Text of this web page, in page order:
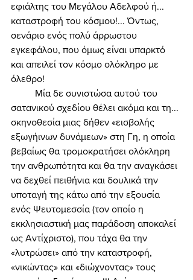
εφιάλτης του Μεγάλου Αδελφού ή...
καταστροφή του κόσμου!... Όντως,
σενάριο ενός πολύ άρρωστου
εγκεφάλου, που όμως είναι υπαρκτό
και απειλεί τον κόσμο ολόκληρο με
όλεθρο!
σατανικού σχεδίου θέλει ακόμα και τη...
σκηνοθεσία μιας δήθεν «εισβολής
εξωγήινων δυνάμεων» στη Γη, η οποία
βεβαίως θα τρομοκρατήσει ολόκληρη
την ανθρωπότητα και θα την αναγκάσει
να δεχθεί πειθήνια και δουλικά την
υποταγή της κάτω από την εξουσία
ενός Ψευτομεσσία (τον οποίο η
εκκλησιαστική μας παράδοση αποκαλεί
ως Αντίχριστο), που τάχα θα την
«λυτρώσει» από την καταστροφή,
«νικώντας» και «διώχνοντας» τους